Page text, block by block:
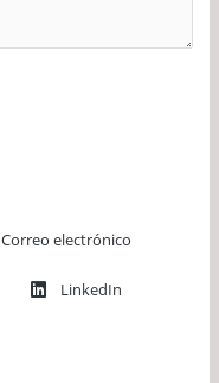
Correo electrónico
LinkedIn